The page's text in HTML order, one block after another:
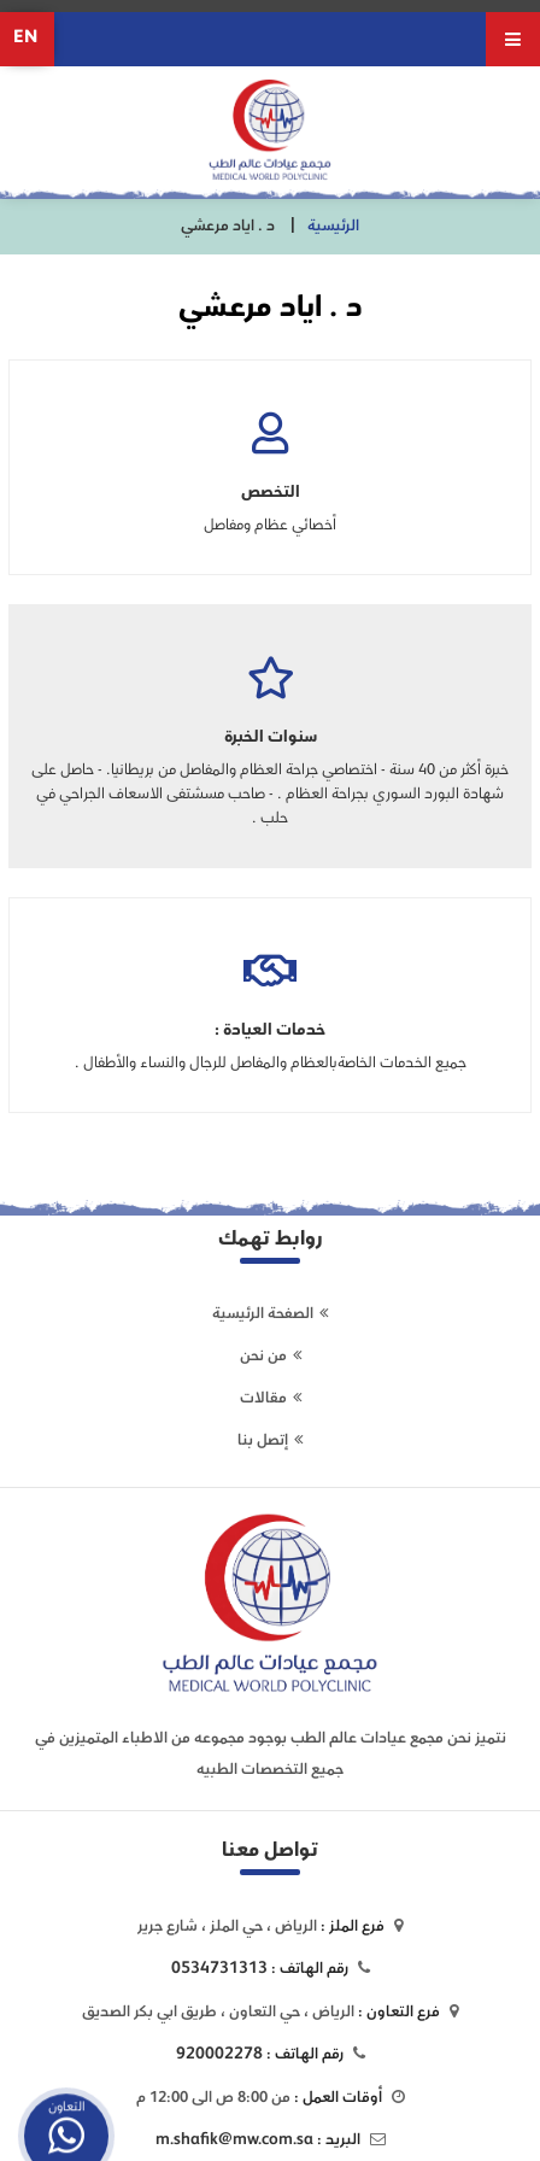
EN
الرئيسية د . اياد مرعشي
د . اياد مرعشي
التخصص
أخصائي عظام ومفاصل
سنوات الخبرة
خبرة أكثر من 40 سنة - اختصاصي جراحة العظام والمفاصل من بريطانيا. - حاصل على
شهادة البورد السوري بجراحة العظام . - صاحب مسشتفى الاسعاف الجراحي في
حلب .
خدمات العيادة :
جميع الخدمات الخاصةبالعظام والمفاصل للرجال والنساء والأطفال .
روابط تهمك
الصفحة الرئيسية
من نحن
مقالات
إتصل بنا
نتميز نحن مجمع عيادات عالم الطب بوجود مجموعه من الاطباء المتميزين في
جميع التخصصات الطبيه
تواصل معنا
فرع الملز :الرياض ، حي الملز ، شارع جرير
رقم الهاتف :0534731313
فرع التعاون :الرياض ، حي التعاون ، طريق ابي بكر الصديق
رقم الهاتف :920002278
أوقات العمل :من 8:00 ص الى 12:00 م
البريد :m.shafik@mw.com.sa
التعاون